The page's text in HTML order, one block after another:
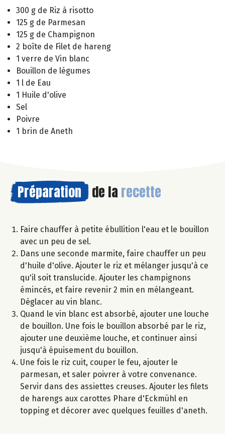
300 g de Riz à risotto
125 g de Parmesan
125 g de Champignon
2 boîte de Filet de hareng
1 verre de Vin blanc
Bouillon de légumes
1 l de Eau
1 Huile d'olive
Sel
Poivre
1 brin de Aneth
Préparation de la recette
Faire chauffer à petite ébullition l'eau et le bouillon
avec un peu de sel.
Dans une seconde marmite, faire chauffer un peu
d'huile d'olive. Ajouter le riz et mélanger jusqu'à ce
qu'il soit translucide. Ajouter les champignons
émincés, et faire revenir 2 min en mélangeant.
Déglacer au vin blanc.
Quand le vin blanc est absorbé, ajouter une louche
de bouillon. Une fois le bouillon absorbé par le riz,
ajouter une deuxième louche, et continuer ainsi
jusqu'à épuisement du bouillon.
Une fois le riz cuit, couper le feu, ajouter le
parmesan, et saler poivrer à votre convenance.
Servir dans des assiettes creuses. Ajouter les filets
de harengs aux carottes Phare d'Eckmühl en
topping et décorer avec quelques feuilles d'aneth.